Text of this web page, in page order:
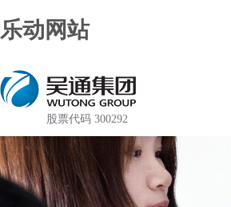
乐动网站
股票代码 300292